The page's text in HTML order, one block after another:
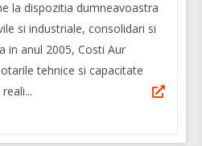
la dispozitia dumneavoastra
si industriale, consolidari si
in anul 2005, Costi Aur
tehnice si capacitate